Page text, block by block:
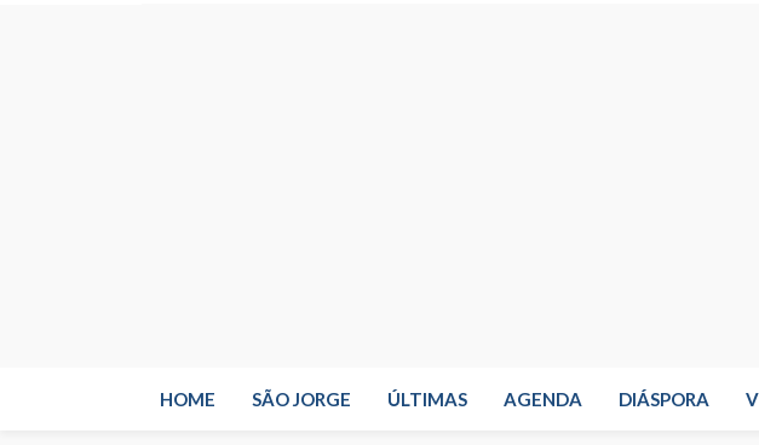
HOME SÃO JORGE ÚLTIMAS AGENDA DIÁSPORA